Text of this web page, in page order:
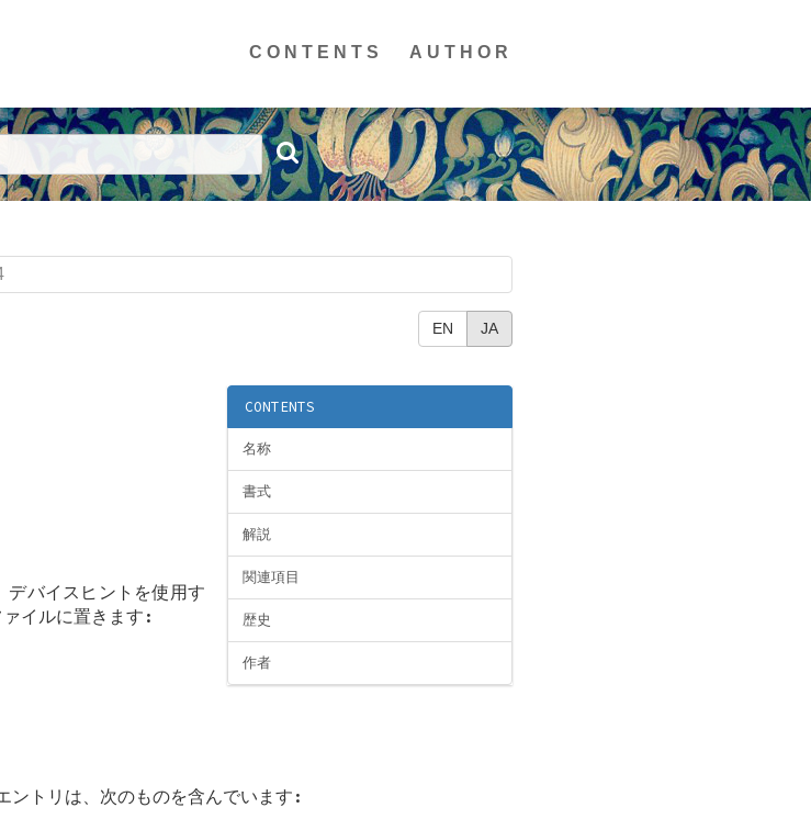
CONTENTS AUTHOR
EN JA
CONTENTS
名称
書式
解説
関連項目
歴史
作者
デバイスヒントを使用す
イルに置きます:
ントリは、次のものを含んでいます: